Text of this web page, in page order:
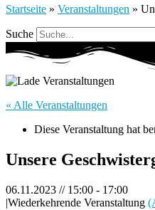
Startseite » Veranstaltungen »
Suche
« Alle Veranstaltungen
Diese Veranstaltung hat
Unsere
06.11.2023 // 15:00 - 17:00
|Wiederkehrende Veranstaltung